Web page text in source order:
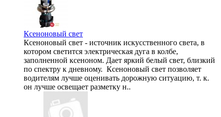
Ксеноновый свет
Ксеноновый свет - источник искусственного света, в
котором светится электрическая дуга в колбе,
заполненной ксеноном. Дает яркий белый свет, близкий
по спектру к дневному. Ксеноновый свет позволяет
водителям лучше оценивать дорожную ситуацию, т. к.
он лучше освещает разметку н..